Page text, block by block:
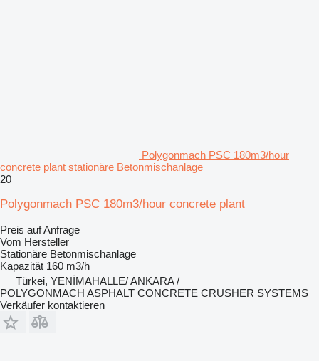
Polygonmach PSC 180m3/hour
concrete plant stationäre Betonmischanlage
20
Polygonmach PSC 180m3/hour concrete plant
Preis auf Anfrage
Vom Hersteller
Stationäre Betonmischanlage
Kapazität 160 m3/h
Türkei, YENİMAHALLE/ ANKARA /
POLYGONMACH ASPHALT CONCRETE CRUSHER SYSTEMS
Verkäufer kontaktieren